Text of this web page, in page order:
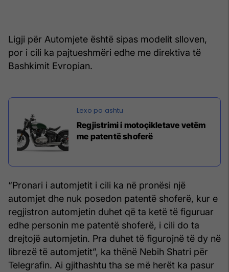
Ligji për Automjete është sipas modelit slloven,
por i cili ka pajtueshmëri edhe me direktiva të
Bashkimit Evropian.
Regjistrimi i motoçikletave vetëm
me patentë shoferë
“Pronari i automjetit i cili ka në pronësi një
automjet dhe nuk posedon patentë shoferë, kur e
regjistron automjetin duhet që ta ketë të figuruar
edhe personin me patentë shoferë, i cili do ta
drejtojë automjetin. Pra duhet të figurojnë të dy në
librezë të automjetit”, ka thënë Nebih Shatri për
Telegrafin. Ai gjithashtu tha se më herët ka pasur